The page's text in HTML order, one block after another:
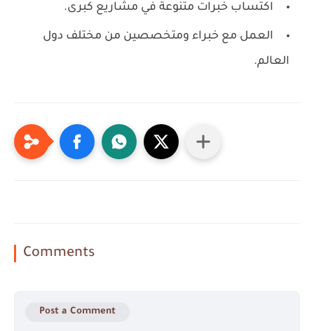
اكتساب خبرات متنوعة في مشاريع كبرى.
العمل مع خبراء ومتخصصين من مختلف دول
العالم.
Comments
Post a Comment